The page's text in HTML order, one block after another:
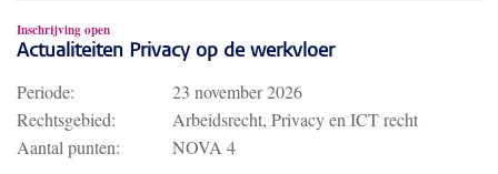
Inschrijving open
Actualiteiten Privacy op de werkvloer
Periode:
23 november 2026
Rechtsgebied:
Arbeidsrecht, Privacy en ICT recht
Aantal punten:
NOVA 4